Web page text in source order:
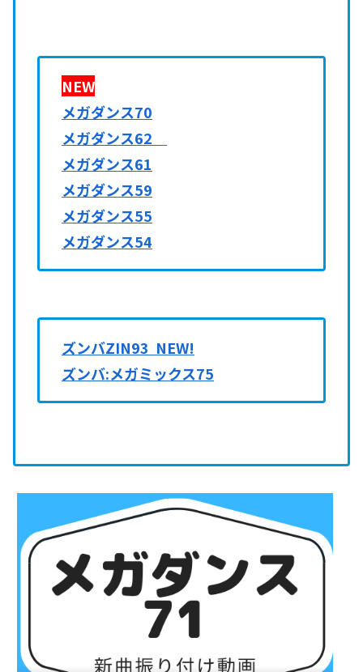
NEW
メガダンス70
メガダンス62
メガダンス61
メガダンス59
メガダンス55
メガダンス54
ズンバZIN93 NEW!
ズンバ:メガミックス75